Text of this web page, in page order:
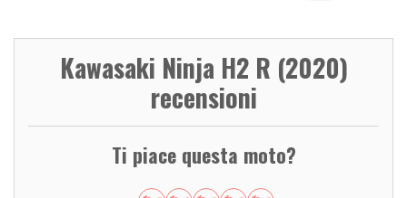
Kawasaki Ninja H2 R (2020)
recensioni
Ti piace questa moto?